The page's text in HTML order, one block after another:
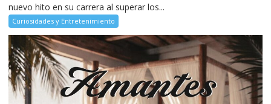
nuevo hito en su carrera al superar los...
Curiosidades y Entretenimiento